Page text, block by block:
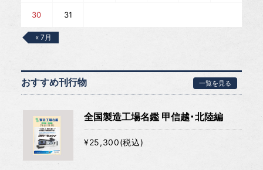
30 31
« 7月
おすすめ刊行物 一覧を見る
全国製造工場名鑑 甲信越・北陸編
¥25,300(税込)